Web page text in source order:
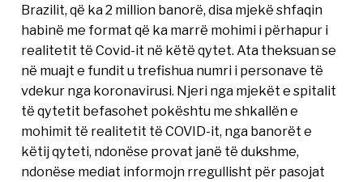
Brazilit, që ka 2 million banorë, disa mjekë shfaqin
habinë me format që ka marrë mohimi i përhapur i
realitetit të Covid-it në këtë qytet. Ata theksuan se
në muajt e fundit u trefishua numri i personave të
vdekur nga koronavirusi. Njeri nga mjekët e spitalit
të qytetit befasohet pokështu me shkallën e
mohimit të realitetit të COVID-it, nga banorët e
këtij qyteti, ndonëse provat janë të dukshme,
ndonëse mediat informojn rregullisht për pasojat